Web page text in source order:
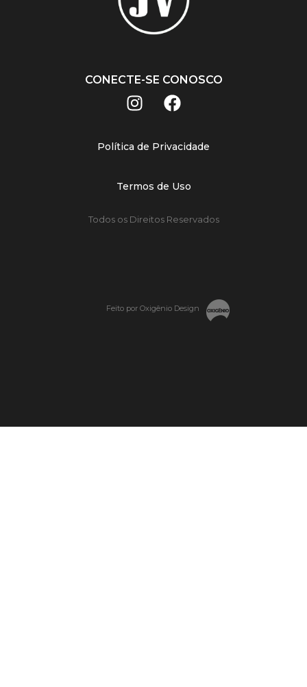
CONECTE-SE CONOSCO
Política de Privacidade
Termos de Uso
Todos os Direitos Reservados
Feito por Oxigênio Design